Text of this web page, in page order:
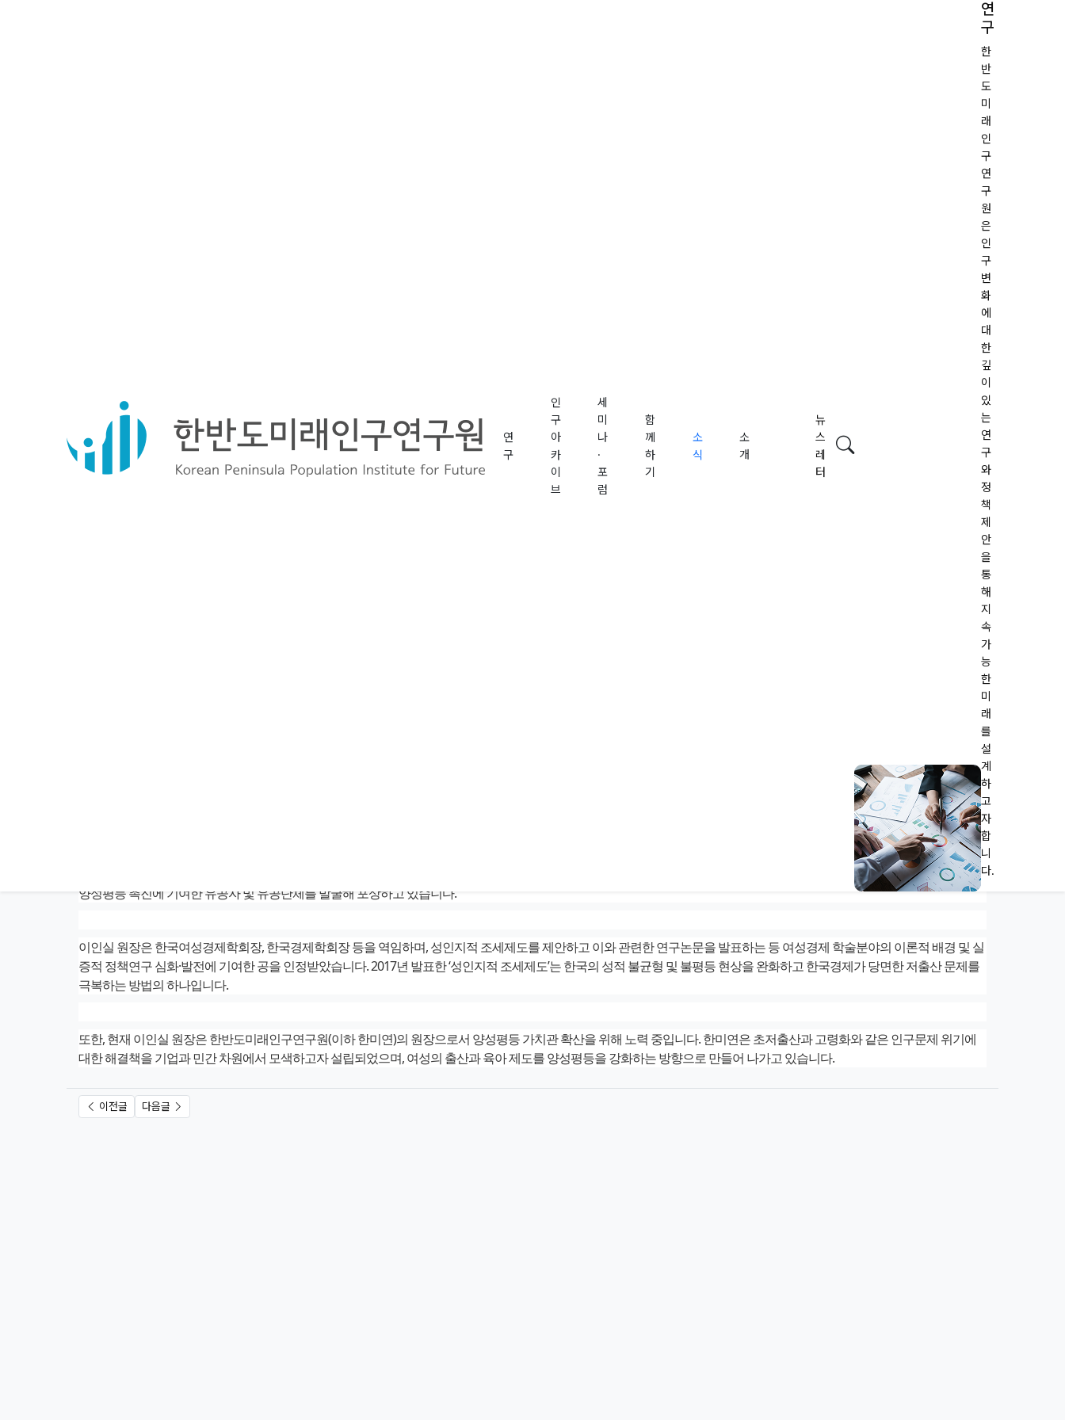
연
구
인
구
아
카
이
브
세
미
나
·
포
럼
함
께
하
기
소
식
소
개
뉴
스
레
터
연
구
한
반
도
미
래
인
구
연
구
원
은
인
구
변
화
에
대
한
깊
이
있
는
연
구
와
정
책
제
안
을
통
해
지
속
가
능
한
미
래
를
설
계
하
고
자
합
니
다.
2025.08.11
이인실 한반도미래인구연구원장이 지난 9월 1일 대한상공회의소에서 개최된 ‘2023 양성평등주간’ 기념식에서 성인지적 조세 제도 제안 등 양성평등에 헌신한 공로를 인정받아
여성가족부는 매년 양성평등주간(9월 1일~7일)을 맞이해 양성평등 의식 향상 및 문화확산, 여성의 사회참여 확대 및 의식 향상 및 문화확산, 여성의 사회참여 확대 및 권익증진 등
양성평등 촉진에 기여한 유공자 및 유공단체를 발굴해 포상하고 있습니다.
이인실 원장은 한국여성경제학회장, 한국경제학회장 등을 역임하며, 성인지적 조세제도를 제안하고 이와 관련한 연구논문을 발표하는 등 여성경제 학술분야의 이론적 배경 및 실
증적 정책연구 심화·발전에 기여한 공을 인정받았습니다. 2017년 발표한 ‘성인지적 조세제도’는 한국의 성적 불균형 및 불평등 현상을 완화하고 한국경제가 당면한 저출산 문제를
극복하는 방법의 하나입니다.
또한, 현재 이인실 원장은 한반도미래인구연구원(이하 한미연)의 원장으로서 양성평등 가치관 확산을 위해 노력 중입니다. 한미연은 초저출산과 고령화와 같은 인구문제 위기에
대한 해결책을 기업과 민간 차원에서 모색하고자 설립되었으며, 여성의 출산과 육아 제도를 양성평등을 강화하는 방향으로 만들어 나가고 있습니다.
이전글 다음글